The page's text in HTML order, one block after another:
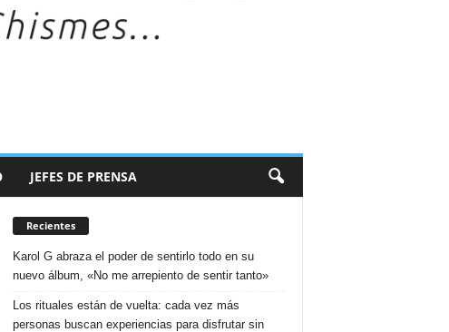
JEFES DE PRENSA
Recientes
Karol G abraza el poder de sentirlo todo en su
nuevo álbum, «No me arrepiento de sentir tanto»
Los rituales están de vuelta: cada vez más
personas buscan experiencias para disfrutar sin